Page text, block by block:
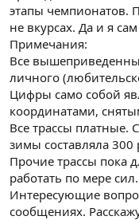
этапы чемпионатов.
не вкурсах. Да и я
Примечания:
Все
личного
Цифры само собой
координатами,
Все трассы платные.
зимы составляла 300
Прочие трассы пока
работать по мере сил.
Интересующие
сообщениях.